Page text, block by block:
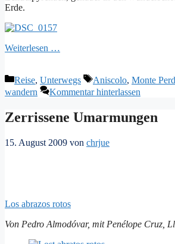
Erde.
Weiterlesen …
Kategorien
Reise, Unterwegs Schlagwörter
Aniscolo, Monte
wandern
Kommentar hinterlassen
Zerrissene Umarmungen
15. August 2009 von chrjue
Los abrazos rotos
Von Pedro Almodóvar, mit Penélope Cruz,